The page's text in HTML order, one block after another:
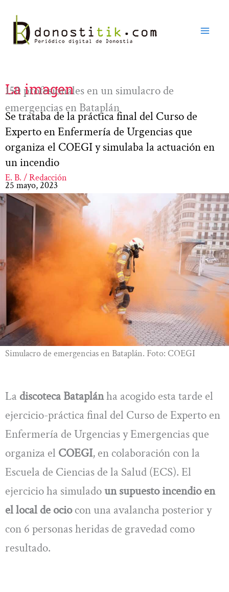
contenido
La imagen
150 profesionales en un simulacro de
emergencias en Bataplán
Se trataba de la práctica final del Curso de
Experto en Enfermería de Urgencias que
organiza el COEGI y simulaba la actuación en
un incendio
E. B. / Redacción
25 mayo, 2023
Simulacro de emergencias en Bataplán. Foto: COEGI
La discoteca Bataplánha acogido esta tarde el
ejercicio-práctica final del Curso de Experto en
Enfermería de Urgencias y Emergencias que
organiza el COEGI, en colaboración con la
Escuela de Ciencias de la Salud (ECS). El
ejercicio ha simuladoun supuesto incendio en
el local de ociocon una avalancha posterior y
con 6 personas heridas de gravedad como
resultado.